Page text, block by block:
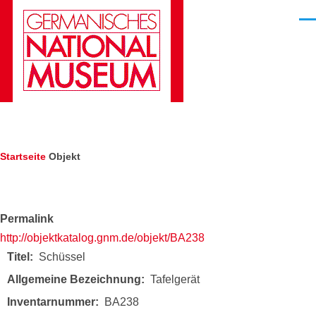
Direkt zum Inhalt
Pfadnavigation
Startseite Objekt
Permalink
http://objektkatalog.gnm.de/objekt/BA238
Titel
Schüssel
Allgemeine Bezeichnung
Tafelgerät
Inventarnummer
BA238